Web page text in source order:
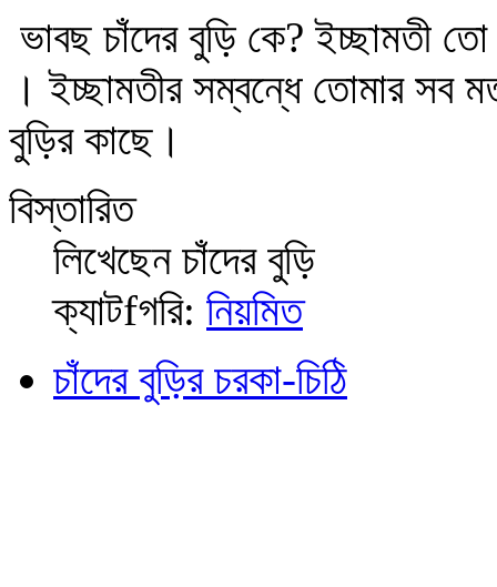
ভাবছ চাঁদের বুড়ি কে? ইচ্ছামতী
। ইচ্ছামতীর সম্বন্ধে তোমার সব
বুড়ির কাছে।
বিস্তারিত
লিখেছেন চাঁদের বুড়ি
ক্যাটfগরি: নিয়মিত
চাঁদের বুড়ির চরকা-চিঠি